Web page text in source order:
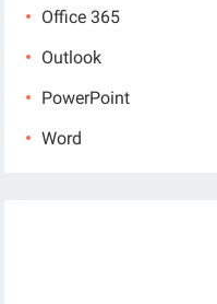
Office 365
Outlook
PowerPoint
Word